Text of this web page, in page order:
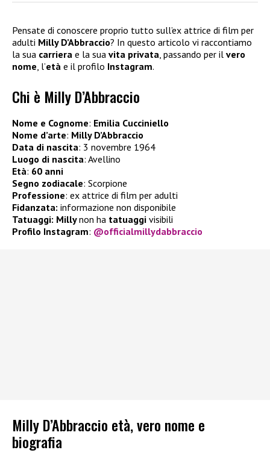
Pensate di conoscere proprio tutto sull’ex attrice di film per
adulti Milly D’Abbraccio? In questo articolo vi raccontiamo
la sua carriera e la sua vita privata , passando per il vero
nome , l’età e il profilo Instagram.
Chi è Milly D’Abbraccio
Nome e Cognome: Emilia Cucciniello
Nome d’arte: Milly D’Abbraccio
Data di nascita: 3 novembre 1964
Luogo di nascita: Avellino
Età: 60 anni
Segno zodiacale: Scorpione
Professione: ex attrice di film per adulti
Fidanzata: informazione non disponibile
Tatuaggi: Millynon ha tatuaggi visibili
Profilo Instagram: @officialmillydabbraccio
Milly D’Abbraccio età, vero nome e
biografia